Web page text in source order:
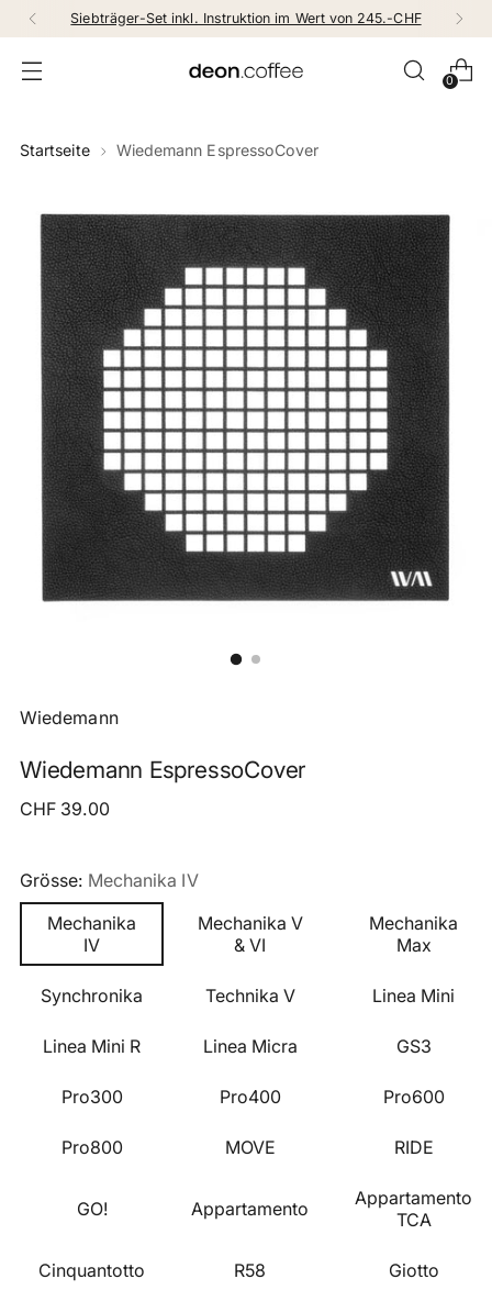
Siebträger-Set inkl. Instruktion im Wert von 245.-CHF
0
Startseite Wiedemann EspressoCover
Wiedemann
Wiedemann EspressoCover
Regulärer
CHF 39.00
Grösse: Mechanika IV
Mechanika
IV
Mechanika V
& VI
Mechanika
Max
Synchronika Technika V Linea Mini
Linea Mini R Linea Micra GS3
Pro300 Pro400 Pro600
Pro800 MOVE RIDE
GO! Appartamento
Appartamento
TCA
Cinquantotto R58 Giotto